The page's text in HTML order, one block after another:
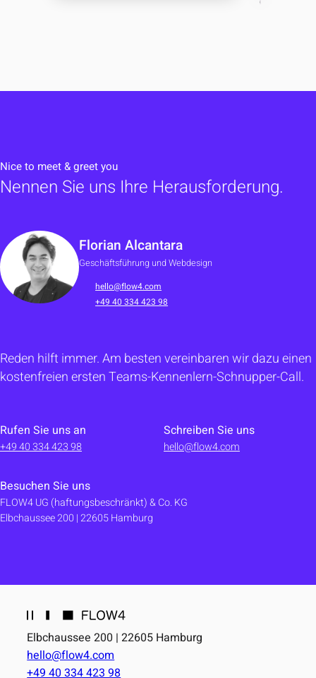
Nice to meet & greet you
Nennen Sie uns Ihre Herausforderung.
Florian Alcantara
Geschäftsführung und Webdesign
hello@flow4.com
+49 40 334 423 98
Reden hilft immer. Am besten vereinbaren wir dazu einen
kostenfreien ersten Teams-Kennenlern-Schnupper-Call.
Rufen Sie uns an
+49 40 334 423 98
Schreiben Sie uns
hello@flow4.com
Besuchen Sie uns
FLOW4 UG (haftungsbeschränkt) & Co. KG
Elbchaussee 200 | 22605 Hamburg
Elbchaussee 200 | 22605 Hamburg
hello@flow4.com
+49 40 334 423 98